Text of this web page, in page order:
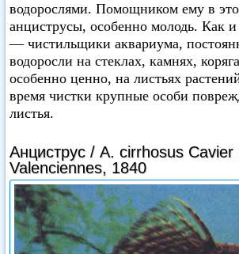
водорослями. Помощником ему в
анциструсы, особенно молодь. Как
— чистильщики аквариума,
водоросли на стеклах, камнях,
особенно ценно, на листьях
время чистки крупные особи
листья.
Анциструс / A. cirrhosus Cavier
Valenciennes, 1840